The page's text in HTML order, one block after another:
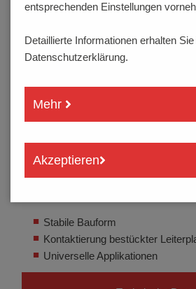
Stabile Bauform
Kontaktierung bestückter
Universelle Applikationen
entsprechenden Einstellungen
Detaillierte Informationen erhalten
Datenschutzerklärung.
Mehr
Akzeptieren